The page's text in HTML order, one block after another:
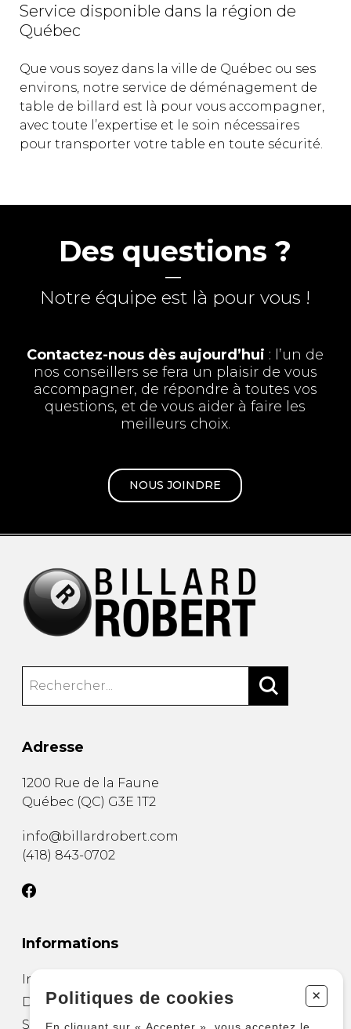
Service disponible dans la région de
Québec
Que vous soyez dans la ville de Québec ou ses
environs, notre service de déménagement de
table de billard est là pour vous accompagner,
avec toute l’expertise et le soin nécessaires
pour transporter votre table en toute sécurité.
Des questions ?
―
Notre équipe est là pour vous !
Contactez-nous dès aujourd’hui : l’un de
nos conseillers se fera un plaisir de vous
accompagner, de répondre à toutes vos
questions, et de vous aider à faire les
meilleurs choix.
NOUS JOINDRE
Adresse
1200 Rue de la Faune
Québec (QC) G3E 1T2
info@billardrobert.com
(418) 843-0702
Informations
Installation de table
Déménager une table de billard
Salle de divertissement
Politiques de cookies +